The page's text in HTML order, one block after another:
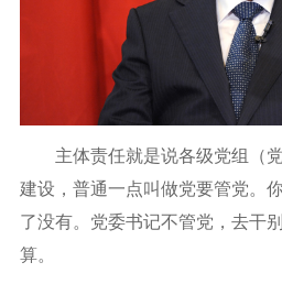
主体责任就是说各级党组（
建设，普通一点叫做党要管党。
了没有。党委书记不管党，去干
算。